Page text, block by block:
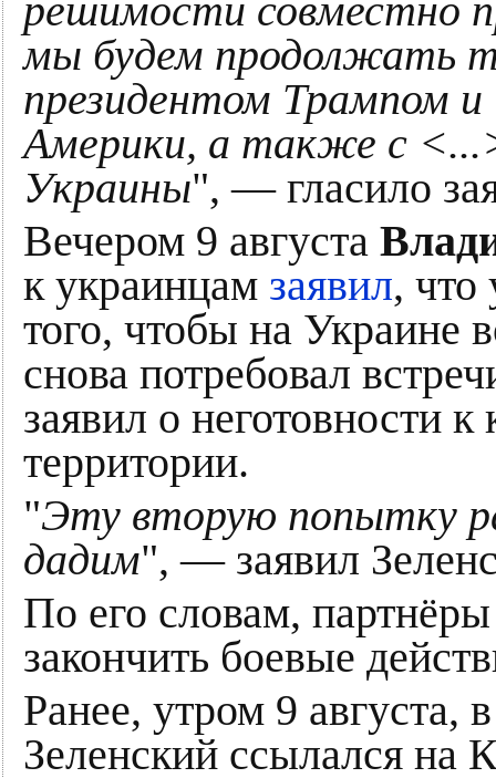
решимости совместно
мы будем продолжать
президентом Трампом
Америки, а также с
Украины", — гласило
Вечером 9 августа
к украинцам заявил, что
того, чтобы на Украине
снова потребовал
заявил о неготовности
территории.
"Эту вторую попытку
дадим", — заявил
По его словам,
закончить боевые
Ранее, утром 9 августа,
Зеленский ссылался на